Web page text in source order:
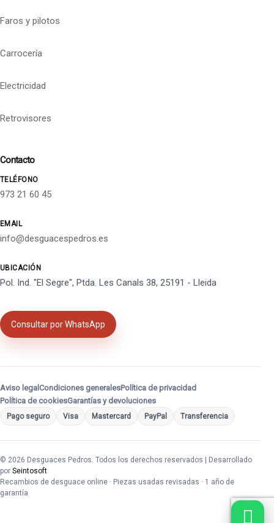
Faros y pilotos
Carrocería
Electricidad
Retrovisores
Contacto
TELÉFONO
973 21 60 45
EMAIL
info@desguacespedros.es
UBICACIÓN
Pol. Ind. "El Segre", Ptda. Les Canals 38, 25191 - Lleida
Consultar por WhatsApp
Aviso legal Condiciones generalesPolítica de privacidad
Política de cookiesGarantías y devoluciones
Pago seguro Visa Mastercard PayPal Transferencia
© 2026 Desguaces Pedros. Todos los derechos reservados | Desarrollado
por Seintosoft
Recambios de desguace online · Piezas usadas revisadas · 1 año de
garantía